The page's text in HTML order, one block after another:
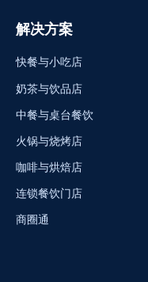
解决方案
快餐与小吃店
奶茶与饮品店
中餐与桌台餐饮
火锅与烧烤店
咖啡与烘焙店
连锁餐饮门店
商圈通